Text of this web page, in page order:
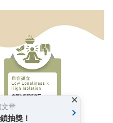
文章
抽獎！
×